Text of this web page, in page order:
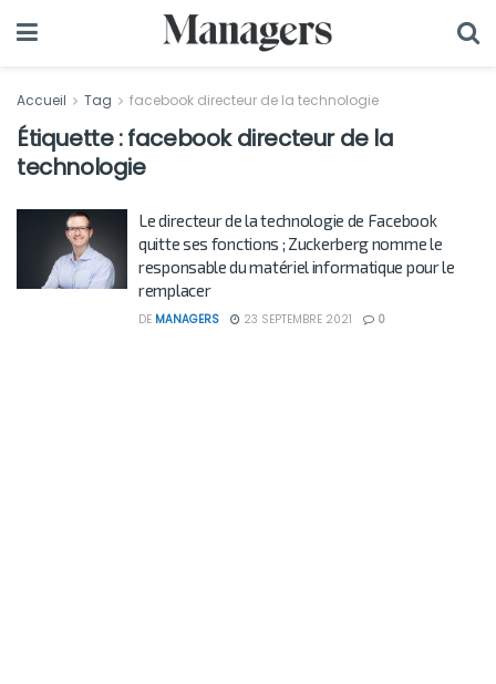
Accueil Tag facebook directeur de la technologie
Étiquette :facebook directeur de la
technologie
Le directeur de la technologie de Facebook
quitte ses fonctions ; Zuckerberg nomme le
responsable du matériel informatique pour le
remplacer
DE MANAGERS 23 SEPTEMBRE 2021 0